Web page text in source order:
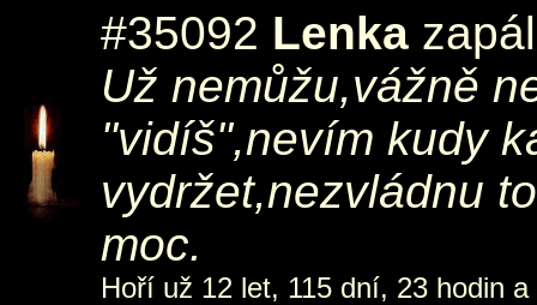
#35092 Lenka
Už nemůžu,vážně
"vidíš",nevím kudy
vydržet,nezvládnu
moc.
Hoří už 12 let, 115 dní, 23 hodin